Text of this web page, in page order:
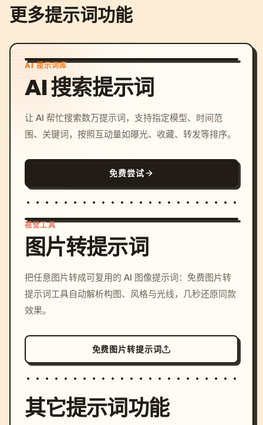
更多提示词功能
AI 提示词库
AI 搜索提示词
让 AI 帮忙搜索数万提示词，支持指定模型、时间范
围、关键词，按照互动量如曝光、收藏、转发等排序。
免费尝试
c, cyberpunk sunset, neon
colors, 8k --v 6.0
视觉工具
图片转提示词
把任意图片转成可复用的 AI 图像提示词：免费图片转
提示词工具自动解析构图、风格与光线，几秒还原同款
效果。
免费图片转提示词
其它提示词功能